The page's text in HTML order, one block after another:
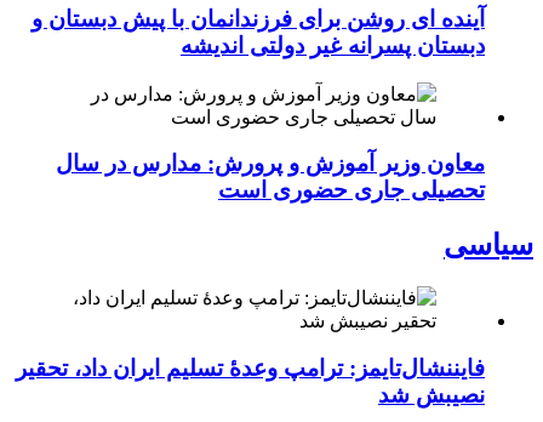
آینده ای روشن برای فرزندانمان با پیش دبستان و
دبستان پسرانه غیر دولتی اندیشه
معاون وزیر آموزش و پرورش: مدارس در سال
تحصیلی جاری حضوری است
سیاسی
فایننشال‌تایمز: ترامپ وعدۀ تسلیم ایران داد، تحقیر
نصیبش شد